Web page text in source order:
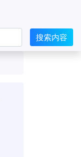
搜索内容